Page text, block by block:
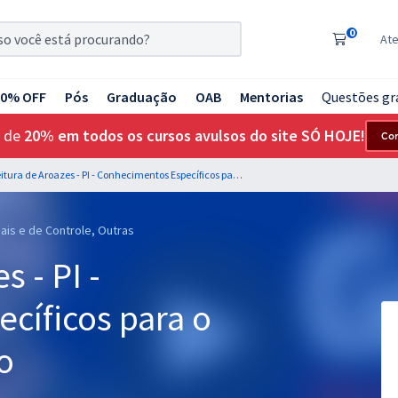
0
OFF Pós Graduação OAB Mentorias Questões
de 20% em todos os cursos avulsos do site SÓ HOJE!
Prefeitura de Aroazes - PI - Conhecimentos Específicos para o Cargo de Enfermeiro
e de Controle, Outras
- PI -
para o